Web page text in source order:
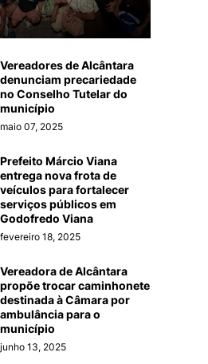
Vereadores de Alcântara
denunciam precariedade
no Conselho Tutelar do
município
maio 07, 2025
Prefeito Márcio Viana
entrega nova frota de
veículos para fortalecer
serviços públicos em
Godofredo Viana
fevereiro 18, 2025
Vereadora de Alcântara
propõe trocar caminhonete
destinada à Câmara por
ambulância para o
município
junho 13, 2025